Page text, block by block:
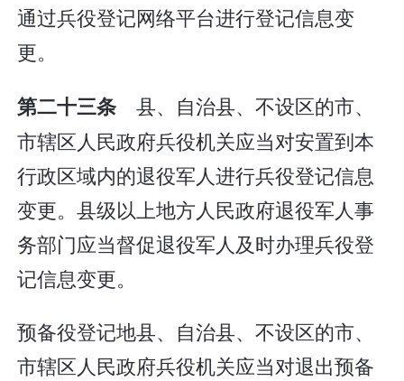
通过兵役登记网络平台进行登记信息变
更。
第二十三条 县、自治县、不设区的市、
市辖区人民政府兵役机关应当对安置到本
行政区域内的退役军人进行兵役登记信息
变更。县级以上地方人民政府退役军人事
务部门应当督促退役军人及时办理兵役登
记信息变更。
预备役登记地县、自治县、不设区的市、
市辖区人民政府兵役机关应当对退出预备